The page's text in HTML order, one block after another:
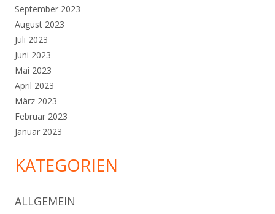
September 2023
August 2023
Juli 2023
Juni 2023
Mai 2023
April 2023
März 2023
Februar 2023
Januar 2023
KATEGORIEN
ALLGEMEIN